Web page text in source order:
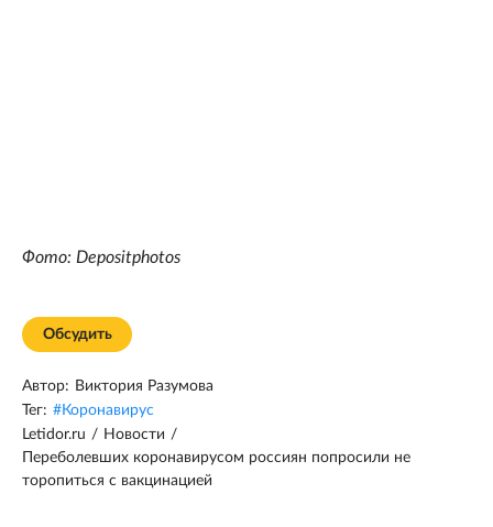
Фото: Depositphotos
Обсудить
Автор: Виктория Разумова
Тег: #Коронавирус
Letidor.ru / Новости /
Переболевших коронавирусом россиян попросили не
торопиться с вакцинацией